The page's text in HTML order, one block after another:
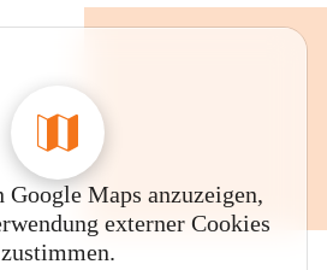
Maps anzuzeigen,
externer Cookies
zustimmen.